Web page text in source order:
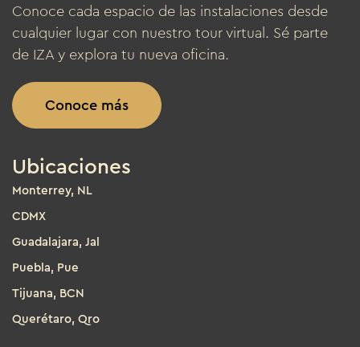
Conoce cada espacio de las instalaciones desde
cualquier lugar con nuestro tour virtual. Sé parte
de IZA y explora tu nueva oficina.
Conoce más
Ubicaciones
Monterrey, NL
CDMX
Guadalajara, Jal
Puebla, Pue
Tijuana, BCN
Querétaro, Qro